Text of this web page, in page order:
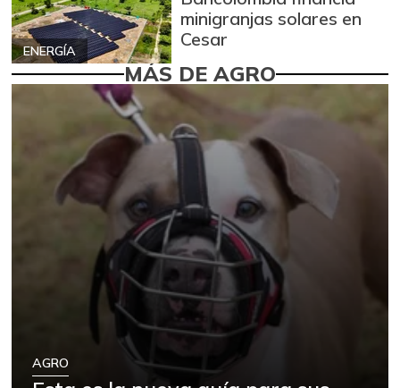
ENERGÍA
minigranjas solares en
Cesar
MÁS DE AGRO
AGRO